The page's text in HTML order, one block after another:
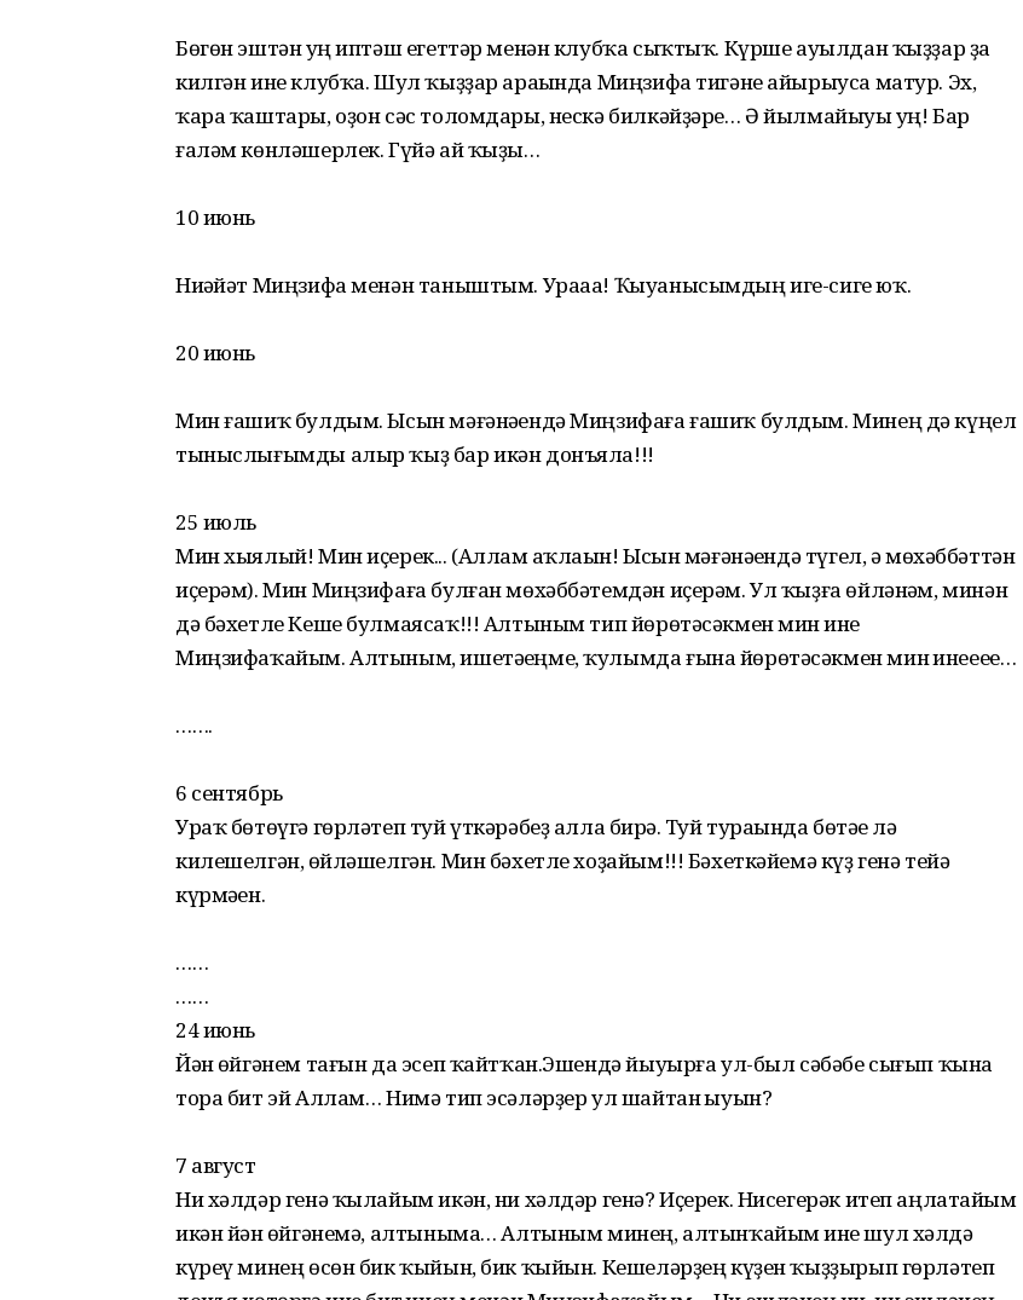
Бөгөн эштән һуң иптәш егеттәр менән клубҡа сыҡтыҡ. Күрше ауылдан ҡыҙҙар ҙа
килгән ине клубҡа. Шул ҡыҙҙар араһында Миңзифа тигәне айырыуса матур. Эх,
ҡара ҡаштары, оҙон сәс толомдары, нескә билкәйҙәре… Ә йылмайыуы һуң! Бар
ғаләм көнләшерлек. Гүйә ай ҡыҙы…
10 июнь
Ниһәйәт Миңзифа менән таныштым. Урааа! Ҡыуанысымдың иге-сиге юҡ.
20 июнь
Мин ғашиҡ булдым. Ысын мәғәнәһендә Миңзифаға ғашиҡ булдым. Минең дә күңел
тыныслығымды алыр ҡыҙ бар икән донъяла!!!
25 июль
Мин хыялый! Мин иҫерек... (Аллам һаҡлаһын! Ысын мәғәнәһендә түгел, ә мөхәббәттән
иҫерәм). Мин Миңзифаға булған мөхәббәтемдән иҫерәм. Ул ҡыҙға өйләнһәм, минән
дә бәхетле Кеше булмаясаҡ!!! Алтыным тип йөрөтәсәкмен мин һине
Миңзифаҡайым. Алтыным, ишетәһеңме, ҡулымда ғына йөрөтәсәкмен мин һинееее…
…….
6 сентябрь
Ураҡ бөтөүгә гөрләтеп туй үткәрәбеҙ алла бирһә. Туй тураһында бөтәһе лә
килешелгән, һөйләшелгән. Мин бәхетле хоҙайым!!! Бәхеткәйемә күҙ генә тейә
күрмәһен.
……
……
24 июнь
Йән һөйгәнем тағын да эсеп ҡайтҡан.Эшендә йыуырға ул-был сәбәбе сығып ҡына
тора бит эй Аллам… Нимә тип эсәләрҙер ул шайтан һыуын?
7 август
Ни хәлдәр генә ҡылайым икән, ни хәлдәр генә? Иҫерек. Нисегерәк итеп аңлатайым
икән йән һөйгәнемә, алтыныма… Алтыным минең, алтынҡайым һине шул хәлдә
күреү минең өсөн бик ҡыйын, бик ҡыйын. Кешеләрҙең күҙен ҡыҙҙырып гөрләтеп